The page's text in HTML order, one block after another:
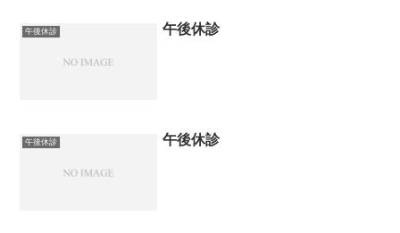
午後休診 午後休診
午後休診 午後休診